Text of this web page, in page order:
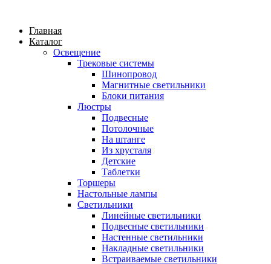
Главная
Каталог
Освещение
Трековые системы
Шинопровод
Магнитные светильники
Блоки питания
Люстры
Подвесные
Потолочные
На штанге
Из хрусталя
Детские
Таблетки
Торшеры
Настольные лампы
Светильники
Линейные светильники
Подвесные светильники
Настенные светильники
Накладные светильники
Встраиваемые светильники